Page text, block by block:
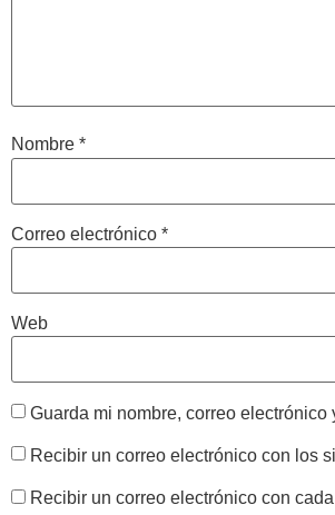
Nombre *
Correo electrónico *
Web
Guarda mi nombre, correo
Recibir un correo electrónico con los
Recibir un correo electrónico con